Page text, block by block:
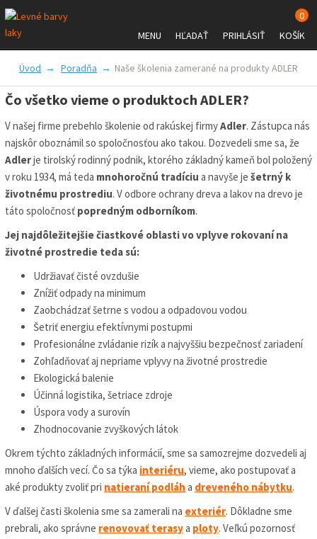
KOŠÍK
0
PRIHLÁSIŤ
HĽADAŤ
MENU
FARBY A LAKY PRÍSLUŠENSTVO
ZNAČKY VŠETKO O NÁKUPE
Úvod Poradňa Naše školenia zamerané na produkty ADLER
Čo všetko vieme o produktoch ADLER?
V našej firme prebehlo školenie od rakúskej firmyAdler. Zástupca nás
najskôr oboznámil so spoločnosťou ako takou. Dozvedeli sme sa, že
Adlerje tirolský rodinný podnik, ktorého základný kameň bol položený
v roku 1934, má teda mnohoročnú tradíciu a navyše je šetrný k
životnému prostrediu. V odbore ochrany dreva a lakov na drevo je
táto spoločnosť popredným odborníkom.
Jej najdôležitejšie čiastkové oblasti vo vplyve rokovaní na
životné prostredie teda sú:
Udržiavať čisté ovzdušie
Znížiť odpady na minimum
Zaobchádzať šetrne s vodou a odpadovou vodou
Šetriť energiu efektívnymi postupmi
Profesionálne zvládanie rizík a najvyššiu bezpečnosť zariadení
Zohľadňovať aj nepriame vplyvy na životné prostredie
Ekologická balenie
Účinná logistika, šetriace zdroje
Úspora vody a surovín
Zhodnocovanie zvyškových látok
Okrem týchto základných informácií, sme sa samozrejme dozvedeli aj
mnoho ďalších vecí. Čo sa týka interiéru, vieme, ako postupovať a
aké produkty zvoliť pri natieraní podláh a dreveného nábytku.
V ďalšej časti školenia sme sa zamerali na exteriér. Dôkladne sme
prebrali, ako správne renovovať terasya ploty. Veľkú pozornosť